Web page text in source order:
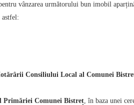
vânzarea următorului bun imobil
Consiliului Local al Comunei
Primăriei Comunei Bistreț, în baza unei